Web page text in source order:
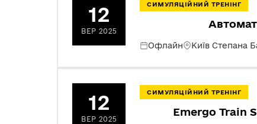
12
ВЕР 2025
СИМУЛЯЦІЙНИЙ ТРЕНІНГ
Офлайн Київ Степана
12
ВЕР 2025
СИМУЛЯЦІЙНИЙ ТРЕНІНГ
Emergo Train